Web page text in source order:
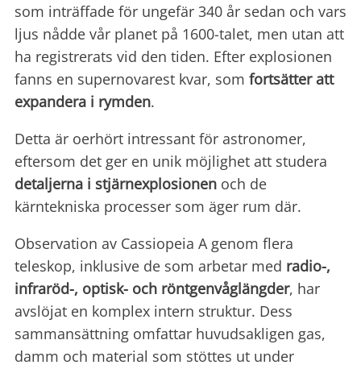
som inträffade för ungefär 340 år sedan och vars
ljus nådde vår planet på 1600-talet, men utan att
ha registrerats vid den tiden. Efter explosionen
fanns en supernovarest kvar, som fortsätter att
expandera i rymden.
Detta är oerhört intressant för astronomer,
eftersom det ger en unik möjlighet att studera
detaljerna i stjärnexplosionen och de
kärntekniska processer som äger rum där.
Observation av Cassiopeia A genom flera
teleskop, inklusive de som arbetar med radio-,
infraröd-, optisk- och röntgenvåglängder, har
avslöjat en komplex intern struktur. Dess
sammansättning omfattar huvudsakligen gas,
damm och material som stöttes ut under